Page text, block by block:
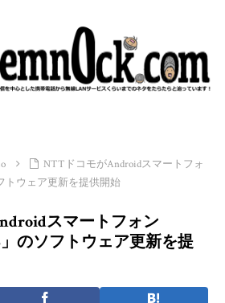
NTTドコモがAndroidスマートフォ
トウェア更新を提供開始
スマートフォン
」のソフトウェア更新を提